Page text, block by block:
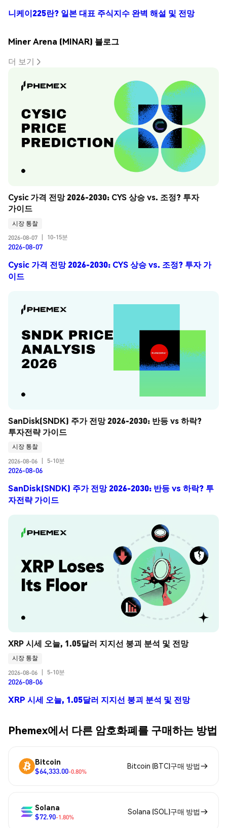
니케이225란? 일본 대표 주식지수 완벽 해설 및 전망
Miner Arena (MINAR) 블로그
더 보기
Cysic 가격 전망 2026-2030: CYS 상승 vs. 조정? 투자
가이드
시장 통찰
2026-08-07
10-15분
2026-08-07
Cysic 가격 전망 2026-2030: CYS 상승 vs. 조정? 투자 가
이드
SanDisk(SNDK) 주가 전망 2026-2030: 반등 vs 하락?
투자전략 가이드
시장 통찰
2026-08-06
5-10분
2026-08-06
SanDisk(SNDK) 주가 전망 2026-2030: 반등 vs 하락? 투
자전략 가이드
XRP 시세 오늘, 1.05달러 지지선 붕괴 분석 및 전망
시장 통찰
2026-08-06
5-10분
2026-08-06
XRP 시세 오늘, 1.05달러 지지선 붕괴 분석 및 전망
Phemex에서 다른 암호화폐를 구매하는 방법
Bitcoin
$64,333.00-0.80%
Bitcoin (BTC)구매 방법
Solana
$72.90-1.80%
Solana (SOL)구매 방법